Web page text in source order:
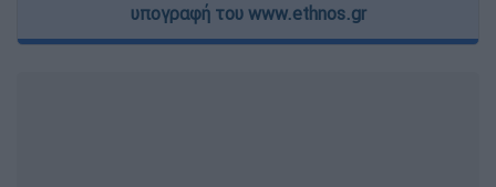
υπογραφή του www.ethnos.gr